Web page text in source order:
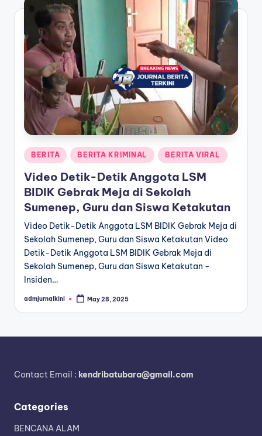
e
t
a
T
e
r
k
n
Posted
in
BERITA BERITA KRIMINAL BERITA VIRAL
Video Detik-Detik Anggota LSM
BIDIK Gebrak Meja di Sekolah
Sumenep, Guru dan Siswa Ketakutan
Video Detik-Detik Anggota LSM BIDIK Gebrak Meja di
Sekolah Sumenep, Guru dan Siswa Ketakutan Video
Detik-Detik Anggota LSM BIDIK Gebrak Meja di
Sekolah Sumenep, Guru dan Siswa Ketakutan -
Insiden…
Posted
admjurnalkini May 28, 2025
Contact Email : kendribatubara@gmail.com
Categories
BENCANA ALAM